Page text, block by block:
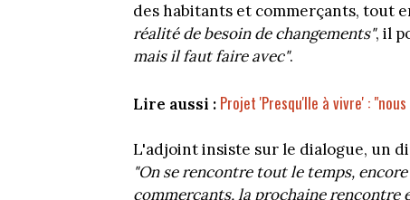
des habitants et commerçants, tout
réalité de besoin de changements", il
mais il faut faire avec".
Lire aussi : Projet 'Presqu'Ile à vivre' :
L'adjoint insiste sur le dialogue, un
"On se rencontre tout le temps,
commerçants, la prochaine rencontre